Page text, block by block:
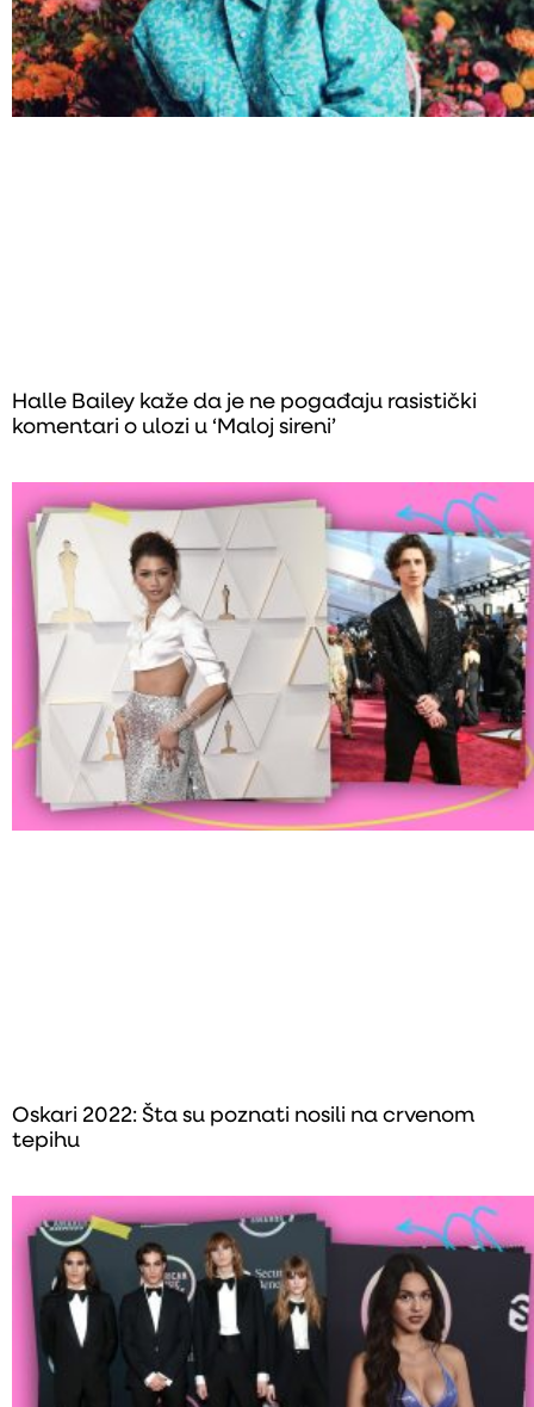
Halle Bailey kaže da je ne pogađaju rasistički
komentari o ulozi u ‘Maloj sireni’
Oskari 2022: Šta su poznati nosili na crvenom
tepihu